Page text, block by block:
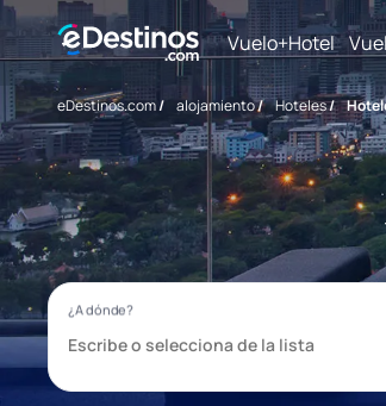
Vuelo+Hotel
eDestinos.com/ alojamiento/ Hoteles/